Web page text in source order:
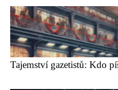
Tajemství gazetistů: Kdo